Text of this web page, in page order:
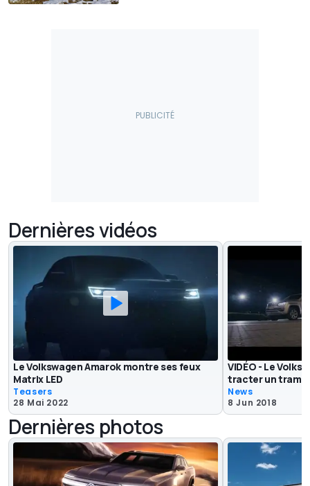
Dernières vidéos
Le Volkswagen Amarok montre ses feux
Matrix LED
Teasers
28 Mai 2022
VIDÉO - Le
tracter un
News
8 Jun 2018
Dernières photos